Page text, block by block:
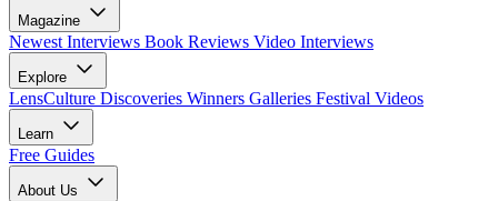
Magazine
Newest Interviews Book Reviews Video Interviews
Explore
LensCulture Discoveries Winners Galleries Festival Videos
Learn
Free Guides
About Us